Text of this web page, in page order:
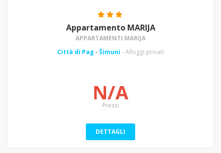
Appartamento MARIJA
APPARTAMENTI MARIJA
Città di Pag - Šimuni - Alloggi privati
N/A
Prezzi
DETTAGLI